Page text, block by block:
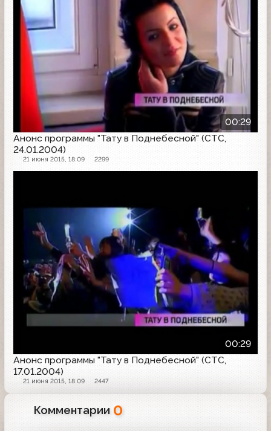
00:29
Анонс программы "Тату в Поднебесной" (СТС,
24.01.2004)
21 июня 2015, 18:09 2299
00:29
Анонс программы "Тату в Поднебесной" (СТС,
17.01.2004)
21 июня 2015, 18:09 2447
Комментарии 0